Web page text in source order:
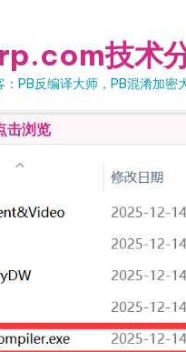
技术
：PB反编译大师，PB混淆加
击浏览